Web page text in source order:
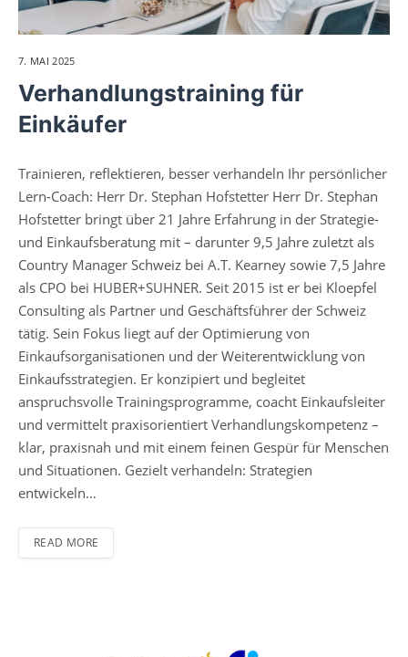
7. MAI 2025
Verhandlungstraining für
Einkäufer
Trainieren, reflektieren, besser verhandeln Ihr persönlicher
Lern-Coach: Herr Dr. Stephan Hofstetter Herr Dr. Stephan
Hofstetter bringt über 21 Jahre Erfahrung in der Strategie-
und Einkaufsberatung mit – darunter 9,5 Jahre zuletzt als
Country Manager Schweiz bei A.T. Kearney sowie 7,5 Jahre
als CPO bei HUBER+SUHNER. Seit 2015 ist er bei Kloepfel
Consulting als Partner und Geschäftsführer der Schweiz
tätig. Sein Fokus liegt auf der Optimierung von
Einkaufsorganisationen und der Weiterentwicklung von
Einkaufsstrategien. Er konzipiert und begleitet
anspruchsvolle Trainingsprogramme, coacht Einkaufsleiter
und vermittelt praxisorientiert Verhandlungskompetenz –
klar, praxisnah und mit einem feinen Gespür für Menschen
und Situationen. Gezielt verhandeln: Strategien
entwickeln…
READ MORE